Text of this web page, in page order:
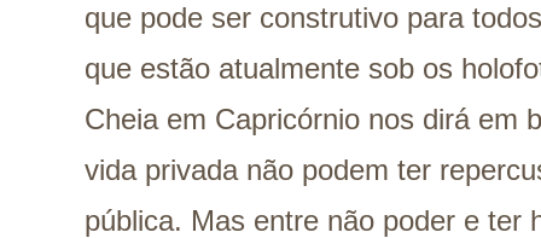
que pode ser construtivo para
que estão atualmente sob os
Cheia em Capricórnio nos dirá em
vida privada não podem ter
pública. Mas entre não poder e ter